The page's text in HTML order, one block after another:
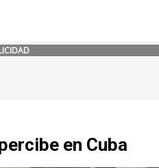
en Cuba